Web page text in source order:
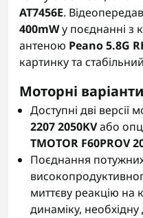
AT7456E.
400mWу поєднанні з
антеною Peano 5.8G
картинку та
Моторні
Доступні дві версії
2207 2050KVабо
TMOTOR F60PROV
Поєднання
миттєву реакцію на
динаміку,